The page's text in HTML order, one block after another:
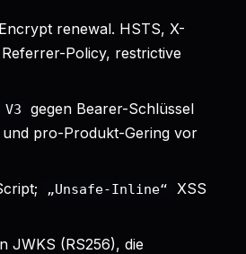
renewal. HSTS, X-
Policy, restrictive
gegen Bearer-Schlüssel
und pro-Produkt-Gering vor
„Unsafe-Inline“
XSS
JWKS (RS256), die